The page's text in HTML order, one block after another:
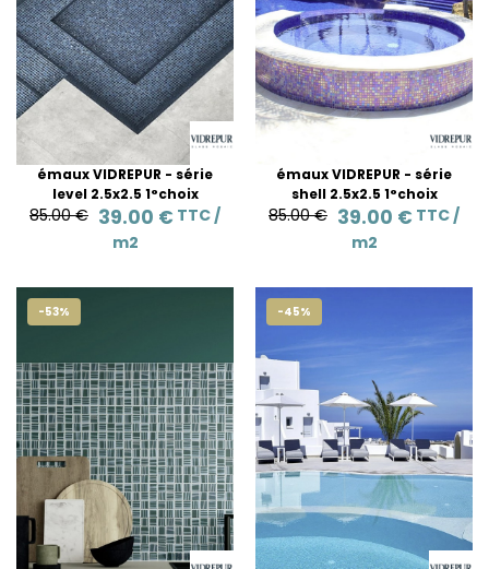
émaux VIDREPUR - série
level 2.5x2.5 1°choix
85.00 € 39.00 € TTC /
m2
émaux VIDREPUR - série
shell 2.5x2.5 1°choix
85.00 € 39.00 € TTC /
m2
-53% -45%